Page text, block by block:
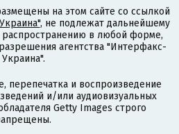
на этом сайте со ссылкой
, не подлежат дальнейшему
в любой форме,
агентства "Интерфакс-
Украина".
перепечатка и воспроизведение
и/или аудиовизуальных
Getty Images строго